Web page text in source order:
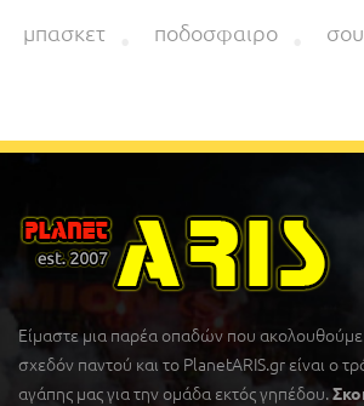
μπασκετ
ποδοσφαιρο
Είμαστε μια παρέα οπαδών που
σχεδόν παντού και το PlanetARIS.gr είναι ο
αγάπης μας για την ομάδα εκτός γηπέδου.